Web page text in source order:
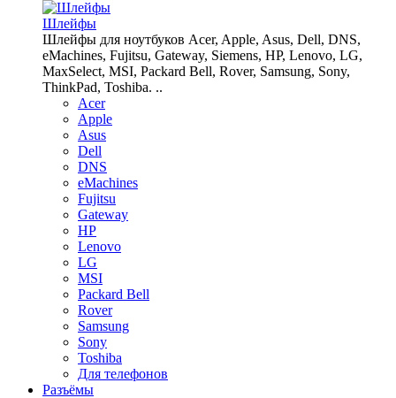
Шлейфы
Шлейфы для ноутбуков Acer, Apple, Asus, Dell, DNS,
eMachines, Fujitsu, Gateway, Siemens, HP, Lenovo, LG,
MaxSelect, MSI, Packard Bell, Rover, Samsung, Sony,
ThinkPad, Toshiba. ..
Acer
Apple
Asus
Dell
DNS
eMachines
Fujitsu
Gateway
HP
Lenovo
LG
MSI
Packard Bell
Rover
Samsung
Sony
Toshiba
Для телефонов
Разъёмы